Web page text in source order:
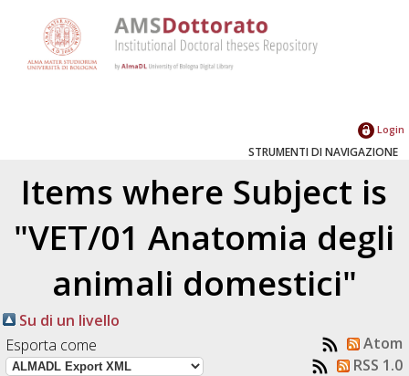
Login
STRUMENTI DI NAVIGAZIONE
Items where Subject is
"VET/01 Anatomia degli
animali domestici"
Su di un livello
Esporta come
Atom
RSS 1.0